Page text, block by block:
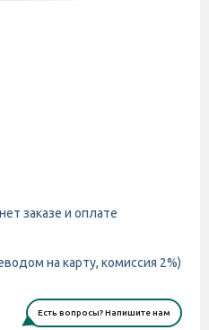
заказе и оплате
на карту, комиссия 2%)
Есть вопросы? Напишите нам